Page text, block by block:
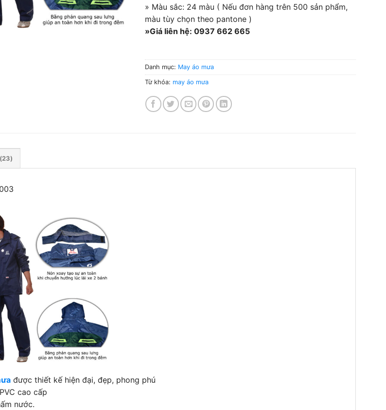
» Màu sắc: 24 màu ( Nếu đơn hàng trên 500 sản phẩm,
màu tùy chọn theo pantone )
»Giá liên hệ: 0937 662 665
Danh mục: May áo mưa
Từ khóa: may áo mưa
được thiết kế hiện đại, đẹp, phong phú
cao cấp
nước.